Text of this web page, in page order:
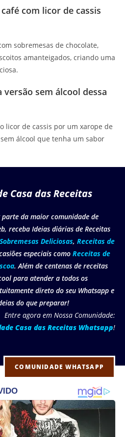
com licor de cassis
sobremesas de chocolate,
amanteigados, criando uma
versão sem álcool dessa
licor de cassis por um xarope de
álcool que tenha um sabor
Casa das Receitas
parte da maior comunidade de
receba Ideias diárias de Receitas
Deliciosas, Receitas de
especiais como Receitas de
. Além de centenas de receitas
para atender a todos os
direto do seu Whatsapp e
do que preparar!
Entre agora em Nossa Comunidade:
Casa das Receitas Whatsapp!
COMUNIDADE WHATSAPP